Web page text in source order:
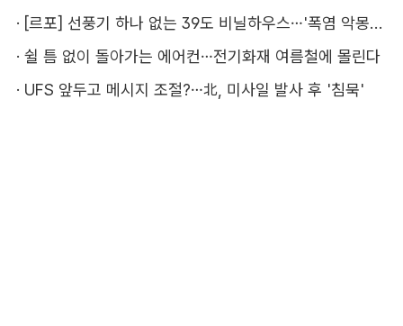
·
[르포] 선풍기 하나 없는 39도 비닐하우스…'폭염 악몽' 꾸는 이주노동자
· 쉴 틈 없이 돌아가는 에어컨…전기화재 여름철에 몰린다
· UFS 앞두고 메시지 조절?…北, 미사일 발사 후 '침묵'